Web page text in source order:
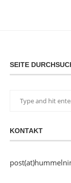
SEITE
KONTAKT